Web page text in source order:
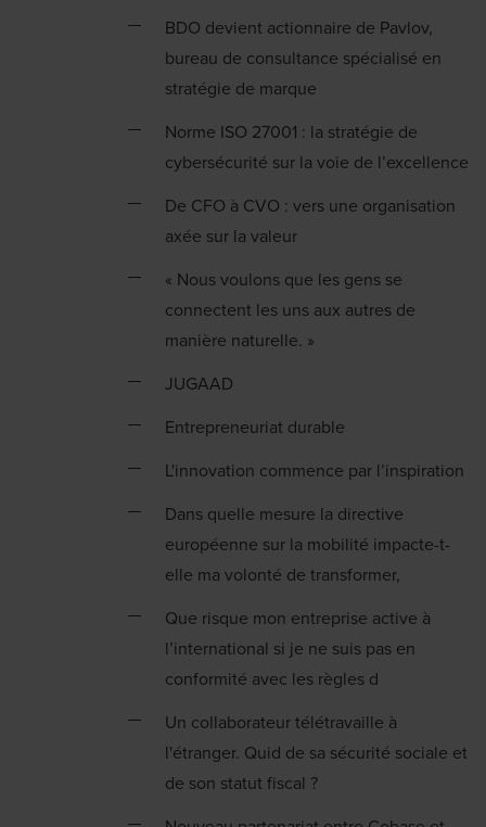
BDO devient actionnaire de Pavlov,
bureau de consultance spécialisé en
stratégie de marque
Norme ISO 27001 : la stratégie de
cybersécurité sur la voie de l’excellence
De CFO à CVO : vers une organisation
axée sur la valeur
« Nous voulons que les gens se
connectent les uns aux autres de
manière naturelle. »
JUGAAD
Entrepreneuriat durable
L'innovation commence par l’inspiration
Dans quelle mesure la directive
européenne sur la mobilité impacte-t-
elle ma volonté de transformer,
Que risque mon entreprise active à
l’international si je ne suis pas en
conformité avec les règles d
Un collaborateur télétravaille à
l'étranger. Quid de sa sécurité sociale et
de son statut fiscal ?